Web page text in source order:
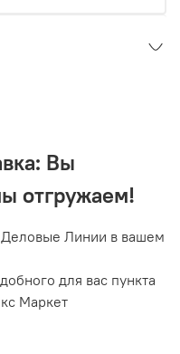
Вы
отгружаем!
Линии в вашем
для вас пункта
Маркет